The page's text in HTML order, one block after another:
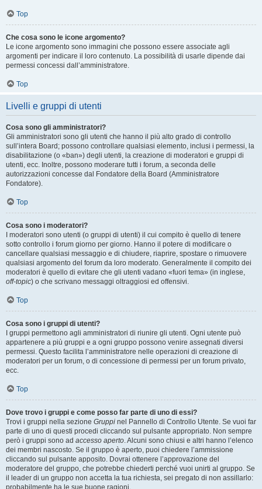
Top
Che cosa sono le icone argomento?
Le icone argomento sono immagini che possono essere associate agli
argomenti per indicare il loro contenuto. La possibilità di usarle dipende dai
permessi concessi dall’amministratore.
Top
Livelli e gruppi di utenti
Cosa sono gli amministratori?
Gli amministratori sono gli utenti che hanno il più alto grado di controllo
sull’intera Board; possono controllare qualsiasi elemento, inclusi i permessi, la
disabilitazione (o «ban») degli utenti, la creazione di moderatori e gruppi di
utenti, ecc. Inoltre, possono moderare tutti i forum, a seconda delle
autorizzazioni concesse dal Fondatore della Board (Amministratore
Fondatore).
Top
Cosa sono i moderatori?
I moderatori sono utenti (o gruppi di utenti) il cui compito è quello di tenere
sotto controllo i forum giorno per giorno. Hanno il potere di modificare o
cancellare qualsiasi messaggio e di chiudere, riaprire, spostare o rimuovere
qualsiasi argomento del forum da loro moderato. Generalmente il compito dei
moderatori è quello di evitare che gli utenti vadano «fuori tema» (in inglese,
off-topic) o che scrivano messaggi oltraggiosi ed offensivi.
Top
Cosa sono i gruppi di utenti?
I gruppi permettono agli amministratori di riunire gli utenti. Ogni utente può
appartenere a più gruppi e a ogni gruppo possono venire assegnati diversi
permessi. Questo facilita l’amministratore nelle operazioni di creazione di
moderatori per un forum, o di concessione di permessi per un forum privato,
ecc.
Top
Dove trovo i gruppi e come posso far parte di uno di essi?
Trovi i gruppi nella sezione Gruppi nel Pannello di Controllo Utente. Se vuoi far
parte di uno di questi procedi cliccando sul pulsante appropriato. Non sempre
però i gruppi sono ad accesso aperto. Alcuni sono chiusi e altri hanno l’elenco
dei membri nascosto. Se il gruppo è aperto, puoi chiedere l’ammissione
cliccando sul pulsante apposito. Dovrai ottenere l’approvazione del
moderatore del gruppo, che potrebbe chiederti perché vuoi unirti al gruppo. Se
il leader di un gruppo non accetta la tua richiesta, sei pregato di non assillarlo:
probabilmente ha le sue buone ragioni.